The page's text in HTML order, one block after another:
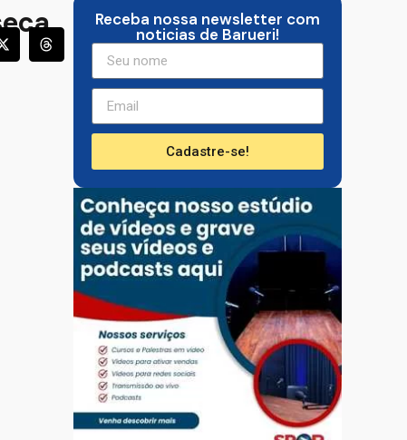
Receba nossa newsletter com
noticias de Barueri!
Cadastre-se!